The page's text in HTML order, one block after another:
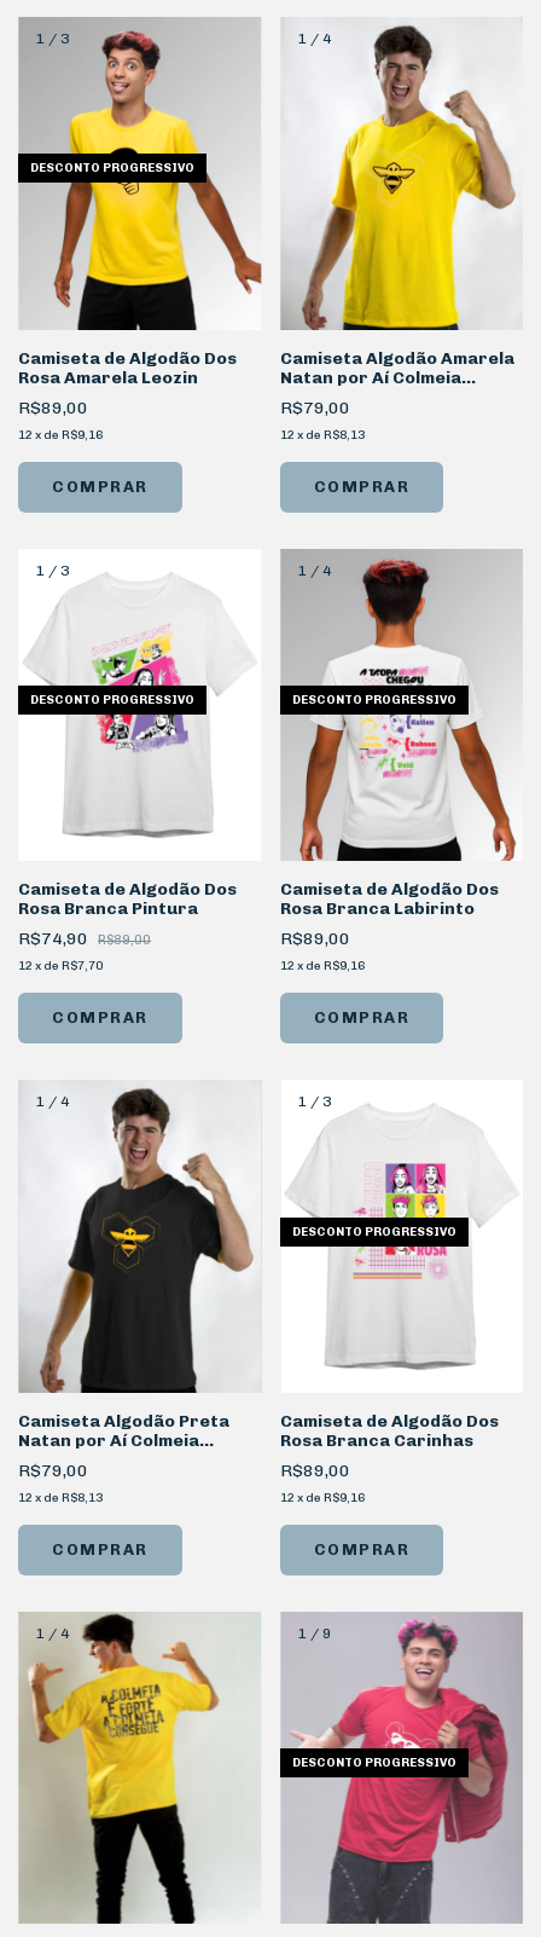
1 / 3
DESCONTO PROGRESSIVO
Camiseta de Algodão Dos
Rosa Amarela Leozin
R$89,00
12 x de R$9,16
COMPRAR
1/ 4
Camiseta Algodão Amarela
Natan por Aí Colmeia
Frente
R$79,00
12 x de R$8,13
COMPRAR
1 / 3
DESCONTO PROGRESSIVO
Camiseta de Algodão Dos
Rosa Branca Pintura
R$74,90
R$89,00
12 x de R$7,70
COMPRAR
1 / 4
DESCONTO PROGRESSIVO
Camiseta de Algodão Dos
Rosa Branca Labirinto
R$89,00
12 x de R$9,16
COMPRAR
1 / 4
Camiseta Algodão Preta
Natan por Aí Colmeia
Frente
R$79,00
12 x de R$8,13
COMPRAR
1/ 3
DESCONTO PROGRESSIVO
Camiseta de Algodão Dos
Rosa Branca Carinhas
R$89,00
12 x de R$9,16
COMPRAR
1 / 4 1/ 9
DESCONTO PROGRESSIVO